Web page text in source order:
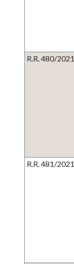
R.R. 480/2021
R.R. 481/2021